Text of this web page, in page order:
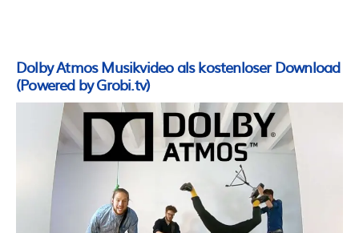
Dolby Atmos Musikvideo als kostenloser Download
(Powered by Grobi.tv)